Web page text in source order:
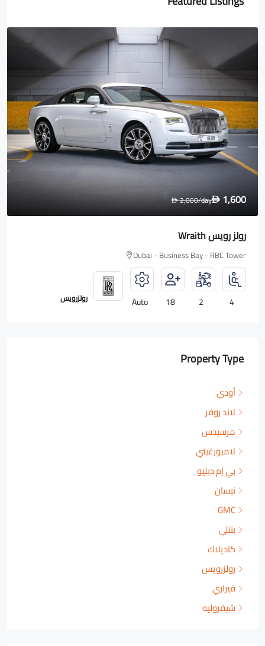
D 1,600
D2,000/day
رولز رويس Wraith
Dubai - Business Bay - RBC Tower
4
2
18
Auto رولزرويس
Property Type
أودي
لاند روفر
مرسيدس
لامبورغيني
بي إم دبليو
نيسان
GMC
بنتلي
كاديلاك
رولزرويس
فيراري
شيفروليه